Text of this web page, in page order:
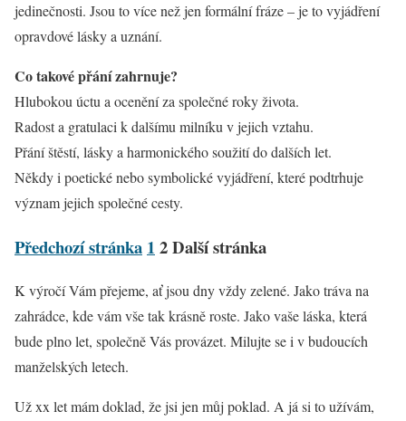
jedinečnosti. Jsou to více než jen formální fráze – je to vyjádření
opravdové lásky a uznání.
Co takové přání zahrnuje?
Hlubokou úctu a ocenění za společné roky života.
Radost a gratulaci k dalšímu milníku v jejich vztahu.
Přání štěstí, lásky a harmonického soužití do dalších let.
Někdy i poetické nebo symbolické vyjádření, které podtrhuje
význam jejich společné cesty.
Předchozí stránka 12Další stránka
K výročí Vám přejeme, ať jsou dny vždy zelené. Jako tráva na
zahrádce, kde vám vše tak krásně roste. Jako vaše láska, která
bude plno let, společně Vás provázet. Milujte se i v budoucích
manželských letech.
Už xx let mám doklad, že jsi jen můj poklad. A já si to užívám,